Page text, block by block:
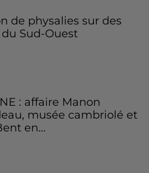
de physalies sur des
Sud-Ouest
: affaire Manon
musée cambriolé et
en...